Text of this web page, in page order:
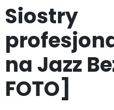
Siostry
na Jazz
FOTO]